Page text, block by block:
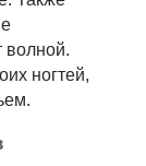
волной.
ногтей,